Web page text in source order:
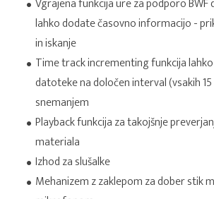
Vgrajena funkcija ure za podporo
lahko dodate časovno informacijo -
in iskanje
Time track incrementing funkcija
datoteke na določen interval (vsakih
snemanjem
Playback funkcija za takojšnje
materiala
Izhod za slušalke
Mehanizem z zaklepom za dober stik